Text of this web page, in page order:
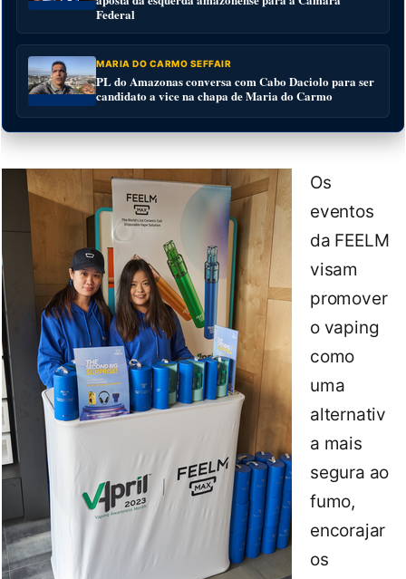
Federal
MARIA DO CARMO SEFFAIR
PL do Amazonas conversa com Cabo Daciolo para ser
candidato a vice na chapa de Maria do Carmo
Os
eventos
da FEELM
visam
promover
o vaping
como
uma
alternativ
a mais
segura ao
fumo,
encorajar
os